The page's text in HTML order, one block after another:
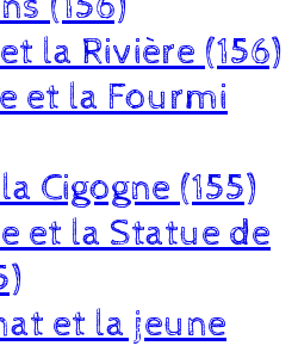
la Rivière (156)
et la Fourmi
Cigogne (155)
et la Statue de
et la jeune